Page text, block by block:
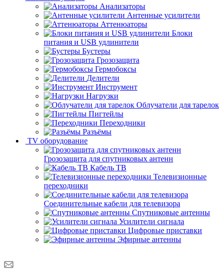
Анализаторы
Антенные усилители
Аттенюаторы
Блоки
питания и USB удлинители
Бустеры
Грозозащита
Гермобоксы
Делители
Инструмент
Нагрузки
Облучатели для тарелок
Пигтейлы
Переходники
Разъёмы
TV оборудование
Грозозащита для спутниковых антенн
Кабель ТВ
Телевизионные
переходники
Соединительные кабели для телевизора
Спутниковые антенны
Усилители сигнала
Цифровые приставки
Эфирные антенны